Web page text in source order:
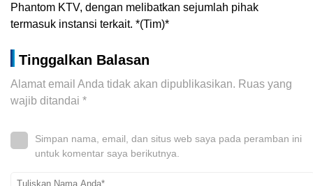
Phantom KTV, dengan melibatkan sejumlah pihak
termasuk instansi terkait. *(Tim)*
Tinggalkan Balasan
Alamat email Anda tidak akan dipublikasikan. Ruas yang
wajib ditandai *
Simpan nama, email, dan situs web saya pada peramban ini
untuk komentar saya berikutnya.